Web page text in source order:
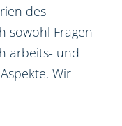
des
sowohl Fragen
arbeits- und
Wir